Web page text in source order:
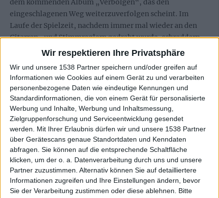
Wir respektieren Ihre Privatsphäre
Wir und unsere 1538 Partner speichern und/oder greifen auf
Informationen wie Cookies auf einem Gerät zu und verarbeiten
personenbezogene Daten wie eindeutige Kennungen und
Standardinformationen, die von einem Gerät für personalisierte
Werbung und Inhalte, Werbung und Inhaltsmessung,
Zielgruppenforschung und Serviceentwicklung gesendet
werden.
Mit Ihrer Erlaubnis dürfen wir und unsere 1538 Partner
über Gerätescans genaue Standortdaten und Kenndaten
abfragen. Sie können auf die entsprechende Schaltfläche
klicken, um der o. a. Datenverarbeitung durch uns und unsere
Partner zuzustimmen. Alternativ können Sie auf detailliertere
Informationen zugreifen und Ihre Einstellungen ändern, bevor
Sie der Verarbeitung zustimmen oder diese ablehnen.
Bitte
dem kommenden Album „Verbolgen“, das den
eingeschlagenen Weg weiterzuverfolgen scheint. Im
Laufe der Spielzeit, nachdem immer mal wieder an den
Gitarren- und Stimmreglern gedreht wurde, schreddern
sich insbesondere Frontfrau Hulder sowie ihr Bassist und
Ehemann Necreon förmlich in Trance. Das kommt auch vor
der Bühne an und Songs wie „Veil Of Penitence“ oder
„Vessel Of Suffering“ werden zu absoluten
Wirkungstreffern. Der Abschluss mit einem Intro und dem
neuen Track „…And We Shall Sing“, selbstredend mit
schummrigen Klargesängen der Hauptprotagonistin,
machen Lust auf das frische Studiomaterial.
Setlist:
01. A Beacon From Darkened Skies
02. View From Nemeton